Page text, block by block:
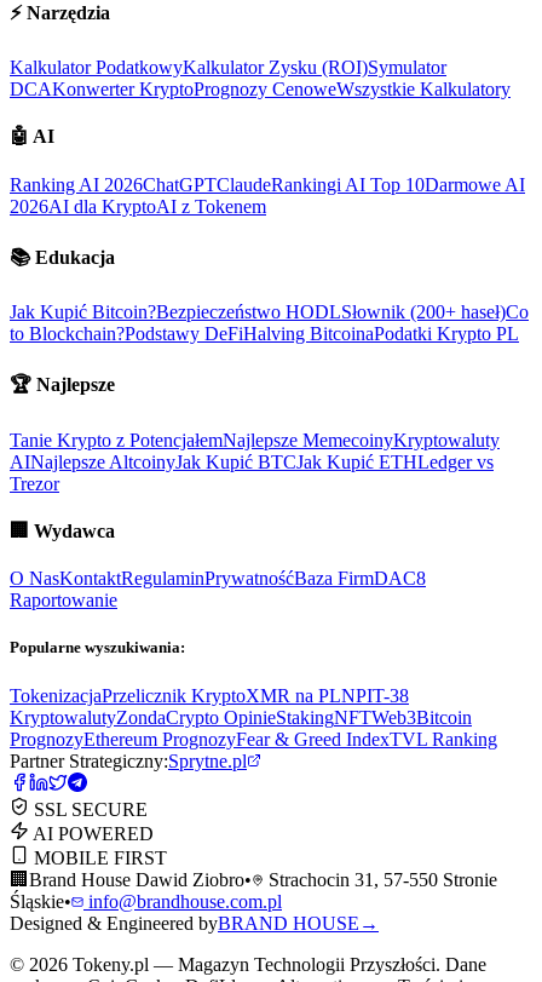
⚡ Narzędzia
Kalkulator PodatkowyKalkulator Zysku (ROI)Symulator
DCAKonwerter KryptoPrognozy CenoweWszystkie Kalkulatory
🤖 AI
Ranking AI 2026ChatGPTClaudeRankingi AI Top 10Darmowe AI
2026AI dla KryptoAI z Tokenem
📚 Edukacja
Jak Kupić Bitcoin?Bezpieczeństwo HODLSłownik (200+ haseł)Co
to Blockchain?Podstawy DeFiHalving BitcoinaPodatki Krypto PL
🏆 Najlepsze
Tanie Krypto z PotencjałemNajlepsze MemecoinyKryptowaluty
AINajlepsze AltcoinyJak Kupić BTCJak Kupić ETHLedger vs
Trezor
🏢 Wydawca
O NasKontaktRegulaminPrywatnośćBaza FirmDAC8
Raportowanie
Popularne wyszukiwania:
TokenizacjaPrzelicznik KryptoXMR na PLNPIT-38
KryptowalutyZondaCrypto OpinieStakingNFTWeb3Bitcoin
PrognozyEthereum PrognozyFear & Greed IndexTVL Ranking
Partner Strategiczny:Sprytne.pl
SSL SECURE
AI POWERED
MOBILE FIRST
🏢 Brand House Dawid Ziobro•
Strachocin 31, 57-550 Stronie
Śląskie•
info@brandhouse.com.pl
Designed & Engineered byBRAND HOUSE →
© 2026 Tokeny.pl — Magazyn Technologii Przyszłości. Dane